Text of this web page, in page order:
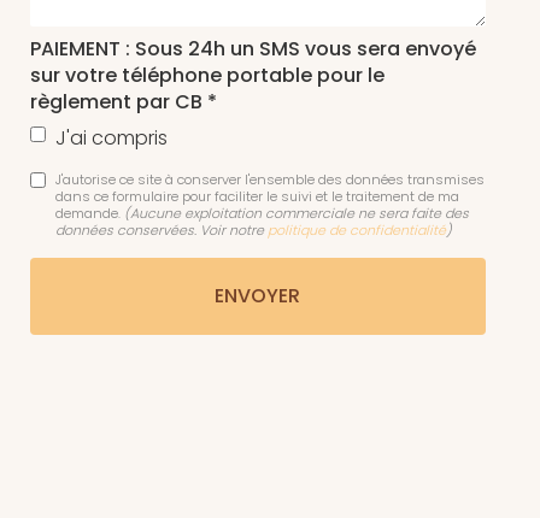
PAIEMENT : Sous 24h un SMS vous sera envoyé
sur votre téléphone portable pour le
règlement par CB *
J'ai compris
J'autorise ce site à conserver l'ensemble des données transmises
dans ce formulaire pour faciliter le suivi et le traitement de ma
demande. (Aucune exploitation commerciale ne sera faite des
données conservées. Voir notre politique de confidentialité)